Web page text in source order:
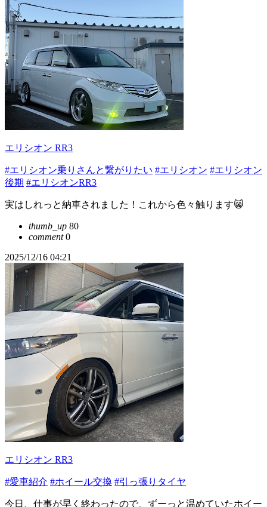
エリシオン RR3
#エリシオン乗りさんと繋がりたい #エリシオン #エリシオン
後期 #エリシオンRR3
実はしれっと納車されました！これから色々触ります😸
thumb_up 80
comment0
2025/12/16 04:21
エリシオン RR3
#愛車紹介 #ホイール交換 #引っ張りタイヤ
今日、仕事が早く終わったので、ずーっと温めていたホイー